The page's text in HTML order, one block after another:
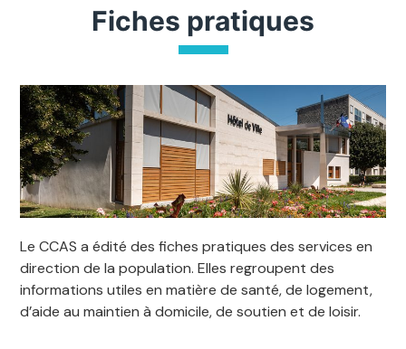
Fiches pratiques
Le CCAS a édité des fiches pratiques des services en
direction de la population. Elles regroupent des
informations utiles en matière de santé, de logement,
d’aide au maintien à domicile, de soutien et de loisir.